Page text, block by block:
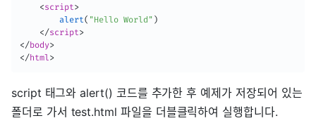
<script>
alert( "Hello World" )
</script>
</body>
</html >
script 태그와 alert() 코드를 추가한 후 예제가 저장되어 있는
폴더로 가서 test.html 파일을 더블클릭하여 실행합니다.